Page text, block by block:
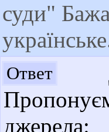
суди"
Ответ